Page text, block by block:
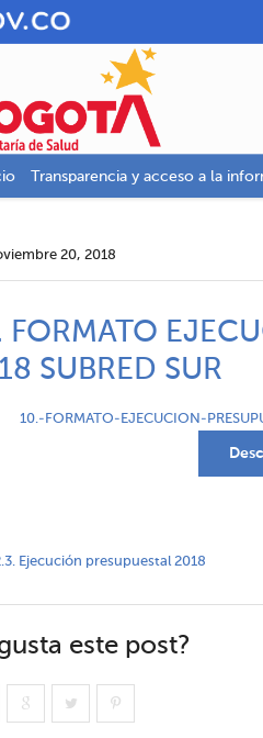
Transparencia y acceso a la
20, 2018
FORMATO
SUBRED SUR
10.-FORMATO-EJECUCION-
Ejecución presupuestal 2018
este post?